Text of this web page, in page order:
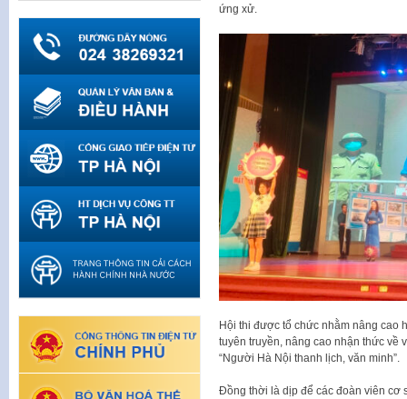
ứng xử.
Hội thi được tổ chức nhằm nâng cao
tuyên truyền, nâng cao nhận thức về
“Người Hà Nội thanh lịch, văn minh”.
Đồng thời là dịp để các đoàn viên cơ